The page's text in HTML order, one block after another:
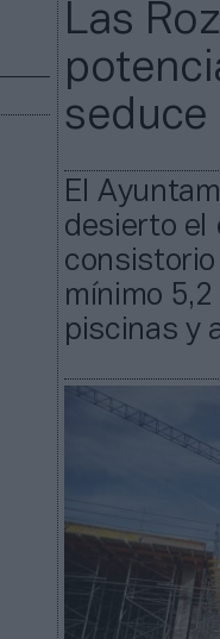
Las
seduce
El
desierto el
mínimo
piscinas y